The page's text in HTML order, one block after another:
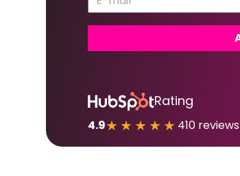
Rating
4.9★★★★★ 410 reviews